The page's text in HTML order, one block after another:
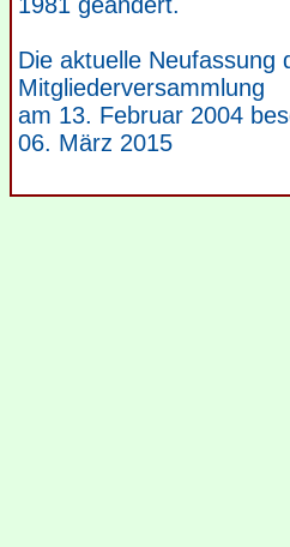
Die aktuelle Neufassung
Mitgliederversammlung
am 13. Februar 2004
06. März 2015